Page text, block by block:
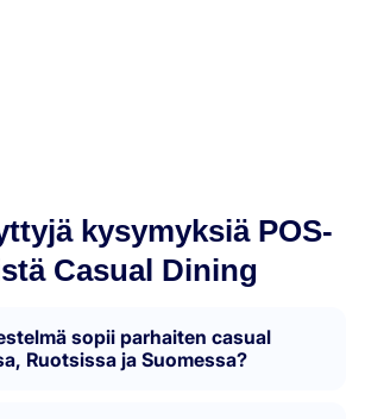
kysymyksiä POS-
Casual Dining
sopii parhaiten casual
Ruotsissa ja Suomessa?